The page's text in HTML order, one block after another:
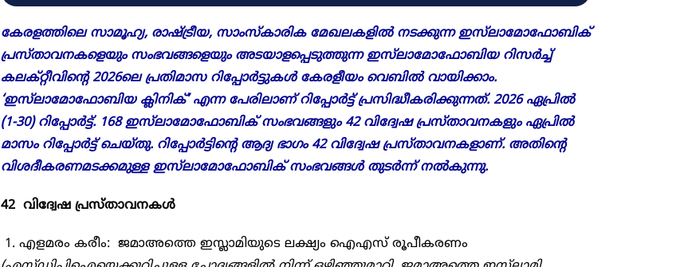
കേരളത്തിലെ സാമൂഹ്യ, രാഷ്ട്രീയ, സാംസ്‌കാരിക മേഖലകളിൽ നടക്കുന്ന ഇസ്‌ലാമോഫോബിക്
പ്രസ്താവനകളെയും സംഭവങ്ങളെയും അടയാളപ്പെടുത്തുന്ന ഇസ്‌ലാമോഫോബിയ റിസർച്ച്
കലക്റ്റീവിന്റെ 2026ലെ പ്രതിമാസ റിപ്പോർട്ടുകൾ കേരളീയം വെബിൽ വായിക്കാം.
‘ഇസ്‌ലാമോഫോബിയ ക്ലിനിക്’ എന്ന പേരിലാണ് റിപ്പോർട്ട് പ്രസിദ്ധീകരിക്കുന്നത്. 2026 ഏപ്രിൽ
(1-30) റിപ്പോർട്ട്. 168ഇസ്‌ലാമോഫോബിക് സംഭവങ്ങളും 42 വിദ്വേഷ പ്രസ്താവനകളും ഏപ്രിൽ
മാസം റിപ്പോർട്ട് ചെയ്തു. റിപ്പോർട്ടിന്റെ ആദ്യ ഭാഗം 42 വിദ്വേഷ പ്രസ്താവനകളാണ്. അതിന്റെ
വിശദീകരണമടക്കമുള്ളഇസ്‌ലാമോഫോബിക് സംഭവങ്ങൾ തുടർന്ന് നൽകുന്നു.
42 വിദ്വേഷ പ്രസ്താവനകൾ
1. എളമരം കരീം: ജമാഅത്തെ ഇസ്ലാമിയുടെ ലക്ഷ്യം ഐഎസ് രൂപീകരണം